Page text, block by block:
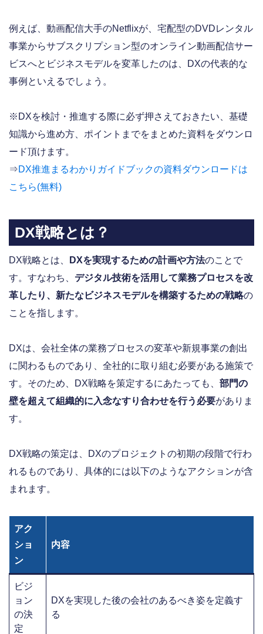
例えば、動画配信大手のNetflixが、宅配型のDVDレンタル
事業からサブスクリプション型のオンライン動画配信サー
ビスへとビジネスモデルを変革したのは、DXの代表的な
事例といえるでしょう。
※DXを検討・推進する際に必ず押さえておきたい、基礎
知識から進め方、ポイントまでをまとめた資料をダウンロ
ード頂けます。
⇒DX推進まるわかりガイドブックの資料ダウンロードは
こちら(無料)
DX戦略とは？
DX戦略とは、 DXを実現するための計画や方法のことで
す。すなわち、 デジタル技術を活用して業務プロセスを改
革したり、新たなビジネスモデルを構築するための戦略の
ことを指します。
DXは、会社全体の業務プロセスの変革や新規事業の創出
に関わるものであり、全社的に取り組む必要がある施策で
す。そのため、DX戦略を策定するにあたっても、 部門の
壁を超えて組織的に入念なすり合わせを行う必要がありま
す。
DX戦略の策定は、DXのプロジェクトの初期の段階で行わ
れるものであり、具体的には以下のようなアクションが含
まれます。
アク
ショ
ン
内容
ビジ
ョン
の決
定
DXを実現した後の会社のあるべき姿を定義す
る